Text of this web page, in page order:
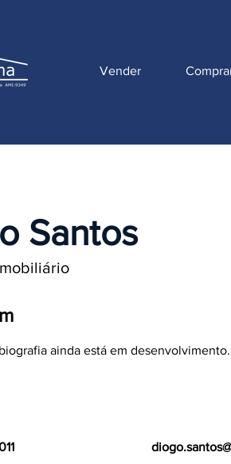
Vender
Santos
ainda está em desenvolvimento.